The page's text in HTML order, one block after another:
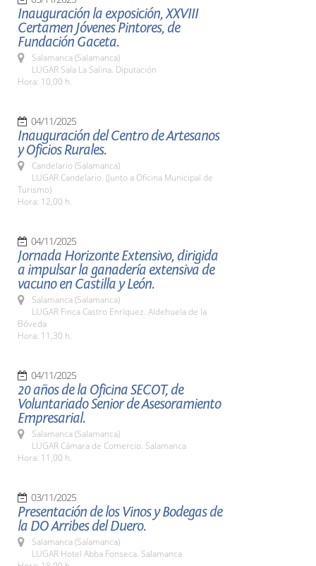
Inauguración la exposición, XXVIII
Certamen Jóvenes Pintores, de
Fundación Gaceta.
Salamanca (Salamanca)
LUGAR Sala La Salina. Diputación
Hora: 10,00 h.
04/11/2025
Inauguración del Centro de Artesanos
y Oficios Rurales.
Candelario (Salamanca)
LUGAR Candelario. (Junto a Oficina Municipal de
Turismo)
Hora: 12,00 h.
04/11/2025
Jornada Horizonte Extensivo, dirigida
a impulsar la ganadería extensiva de
vacuno en Castilla y León.
Salamanca (Salamanca)
LUGAR Finca Castro Enríquez. Aldehuela de la
Bóveda
Hora: 11,30 h.
04/11/2025
20 años de la Oficina SECOT, de
Voluntariado Senior de Asesoramiento
Empresarial.
Salamanca (Salamanca)
LUGAR Cámara de Comercio. Salamanca
Hora: 11,00 h.
03/11/2025
Presentación de los Vinos y Bodegas de
la DO Arribes del Duero.
Salamanca (Salamanca)
LUGAR Hotel Abba Fonseca. Salamanca